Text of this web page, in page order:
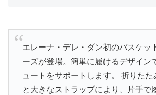
エレーナ・デレ・ダン初のバスケッ
ーズが登場。簡単に履けるデザイン
ュートをサポートします。 折りた
と大きなストラップにより、片手で